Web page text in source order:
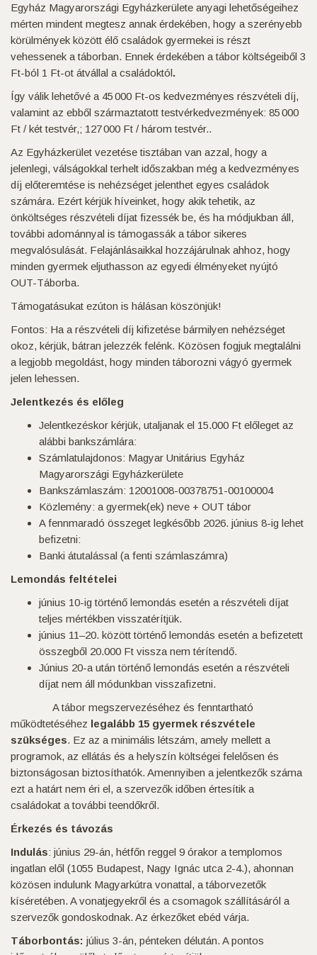
Egyház Magyarországi Egyházkerülete anyagi lehetőségeihez
mérten mindent megtesz annak érdekében, hogy a szerényebb
körülmények között élő családok gyermekei is részt
vehessenek a táborban. Ennek érdekében a tábor költségeiből 3
Ft-ból 1 Ft-ot átvállal a családoktól.
Így válik lehetővé a 45 000 Ft-os kedvezményes részvételi díj,
valamint az ebből származtatott testvérkedvezmények: 85 000
Ft / két testvér,; 127 000 Ft / három testvér..
Az Egyházkerület vezetése tisztában van azzal, hogy a
jelenlegi, válságokkal terhelt időszakban még a kedvezményes
díj előteremtése is nehézséget jelenthet egyes családok
számára. Ezért kérjük híveinket, hogy akik tehetik, az
önköltséges részvételi díjat fizessék be, és ha módjukban áll,
további adománnyal is támogassák a tábor sikeres
megvalósulását. Felajánlásaikkal hozzájárulnak ahhoz, hogy
minden gyermek eljuthasson az egyedi élményeket nyújtó
OUT-Táborba.
Támogatásukat ezúton is hálásan köszönjük!
Fontos: Ha a részvételi díj kifizetése bármilyen nehézséget
okoz, kérjük, bátran jelezzék felénk. Közösen fogjuk megtalálni
a legjobb megoldást, hogy minden táborozni vágyó gyermek
jelen lehessen.
Jelentkezés és előleg
Jelentkezéskor kérjük, utaljanak el 15.000 Ft előleget az
alábbi bankszámlára:
Számlatulajdonos: Magyar Unitárius Egyház
Magyarországi Egyházkerülete
Bankszámlaszám: 12001008-00378751-00100004
Közlemény: a gyermek(ek) neve + OUT tábor
A fennmaradó összeget legkésőbb 2026. június 8-ig lehet
befizetni:
Banki átutalással (a fenti számlaszámra)
Lemondás feltételei
június 10-ig történő lemondás esetén a részvételi díjat
teljes mértékben visszatérítjük.
június 11–20. között történő lemondás esetén a befizetett
összegből 20.000 Ft vissza nem térítendő.
Június 20-a után történő lemondás esetén a részvételi
díjat nem áll módunkban visszafizetni.
A tábor megszervezéséhez és fenntartható
működtetéséhez legalább 15 gyermek részvétele
szükséges. Ez az a minimális létszám, amely mellett a
programok, az ellátás és a helyszín költségei felelősen és
biztonságosan biztosíthatók. Amennyiben a jelentkezők száma
ezt a határt nem éri el, a szervezők időben értesítik a
családokat a további teendőkről.
Érkezés és távozás
Indulás: június 29-án, hétfőn reggel 9 órakor a templomos
ingatlan elől (1055 Budapest, Nagy Ignác utca 2-4.), ahonnan
közösen indulunk Magyarkútra vonattal, a táborvezetők
kíséretében. A vonatjegyekről és a csomagok szállításáról a
szervezők gondoskodnak. Az érkezőket ebéd várja.
Táborbontás: július 3-án, pénteken délután. A pontos